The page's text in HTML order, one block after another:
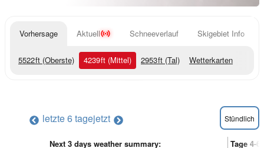
Vorhersage Aktuell Schneeverlauf Skigebiet Info
5522ft (Oberste) 4239ft (Mittel) 2953ft (Tal) Wetterkarten
letzte 6 tagejetzt Stündlich
Next 3 days weather summary:
Tage 4-